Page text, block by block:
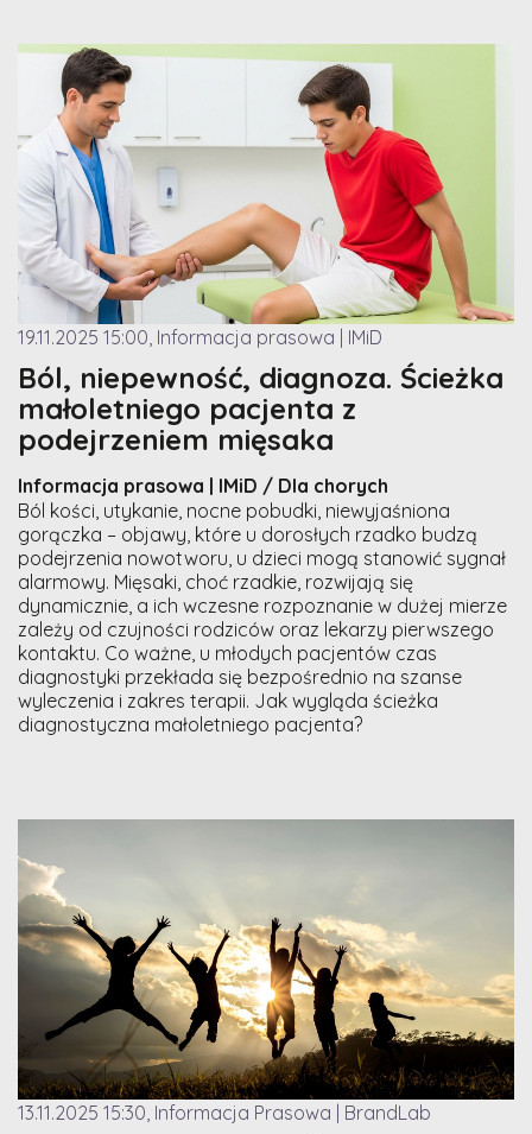
19.11.2025 15:00, Informacja prasowa | IMiD
Ból, niepewność, diagnoza. Ścieżka
małoletniego pacjenta z
podejrzeniem mięsaka
Informacja prasowa | IMiD / Dla chorych
Ból kości, utykanie, nocne pobudki, niewyjaśniona
gorączka – objawy, które u dorosłych rzadko budzą
podejrzenia nowotworu, u dzieci mogą stanowić sygnał
alarmowy. Mięsaki, choć rzadkie, rozwijają się
dynamicznie, a ich wczesne rozpoznanie w dużej mierze
zależy od czujności rodziców oraz lekarzy pierwszego
kontaktu. Co ważne, u młodych pacjentów czas
diagnostyki przekłada się bezpośrednio na szanse
wyleczenia i zakres terapii. Jak wygląda ścieżka
diagnostyczna małoletniego pacjenta?
13.11.2025 15:30, Informacja Prasowa | BrandLab